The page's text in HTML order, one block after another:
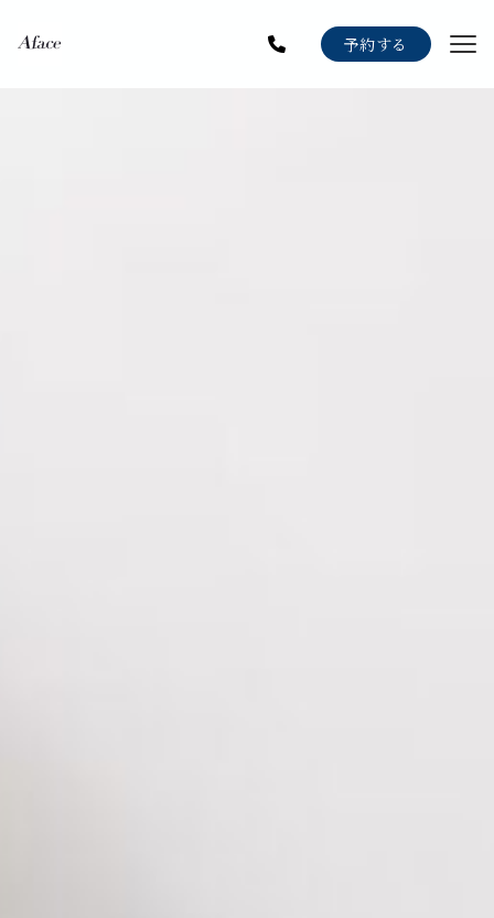
予約する